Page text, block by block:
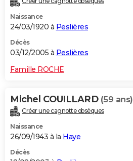
Naissance
24/03/1920 à Peslières
Décès
03/12/2005 à Peslières
Famille ROCHE
Michel COUILLARD (59 ans)
Créer une cagnotte obsèques
Naissance
26/09/1943 à la Haye
Décès